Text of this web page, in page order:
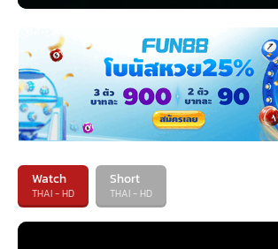
Watch
THAI - HD
Short
THAI - HD